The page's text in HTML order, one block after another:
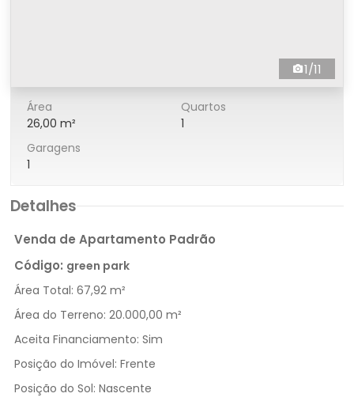
1/11
Área
26,00 m²
Quartos
1
Garagens
1
Detalhes
Venda de Apartamento Padrão
Código: green park
Área Total: 67,92 m²
Área do Terreno: 20.000,00 m²
Aceita Financiamento: Sim
Posição do Imóvel: Frente
Posição do Sol: Nascente